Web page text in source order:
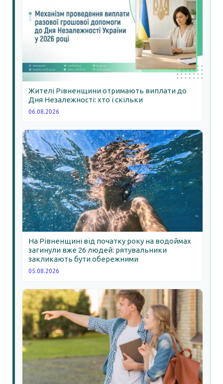
Жителі Рівненщини отримають виплати до
Дня Незалежності: хто і скільки
06.08.2026
На Рівненщині від початку року на водоймах
загинули вже 26 людей: рятувальники
закликають бути обережними
05.08.2026